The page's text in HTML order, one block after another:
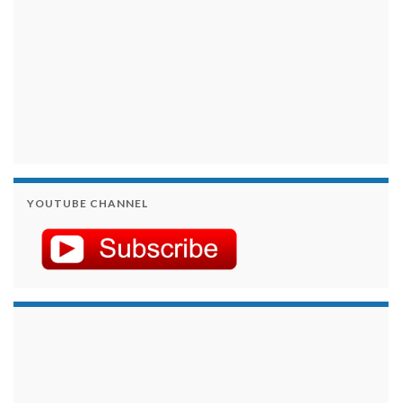
YOUTUBE CHANNEL